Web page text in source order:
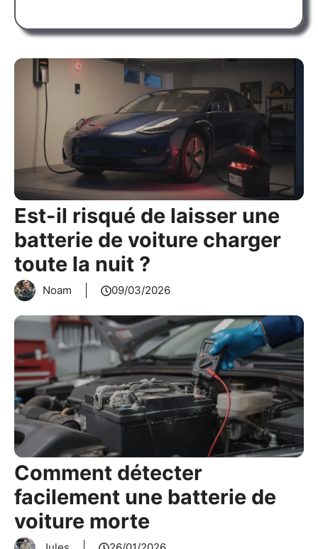
Est-il risqué de laisser une
batterie de voiture charger
toute la nuit ?
Noam 09/03/2026
Comment détecter
facilement une batterie de
voiture morte